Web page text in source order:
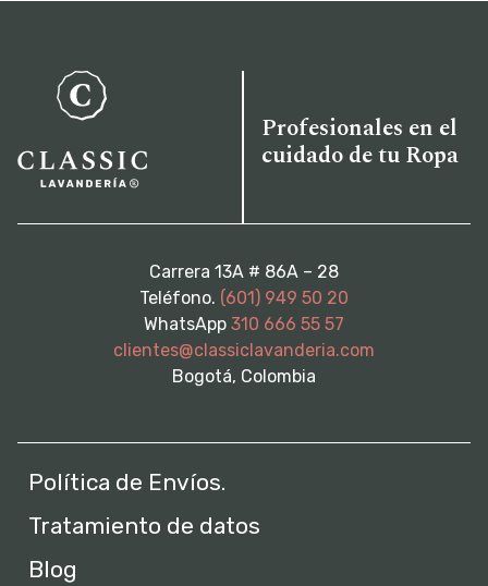
Profesionales en el
cuidado de tu Ropa
Carrera 13A # 86A – 28
Teléfono. (601) 949 50 20
WhatsApp 310 666 55 57
clientes@classiclavanderia.com
Bogotá, Colombia
Política de Envíos.
Tratamiento de datos
Blog